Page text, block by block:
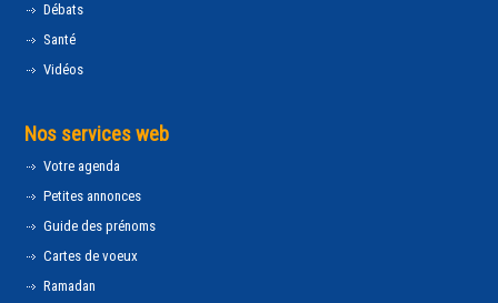
Débats
Santé
Vidéos
Nos services web
Votre agenda
Petites annonces
Guide des prénoms
Cartes de voeux
Ramadan